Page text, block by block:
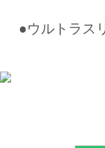
●ウルトラス